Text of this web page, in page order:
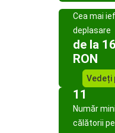
Cea mai
deplasare
de la
RON
Vedeți
11
Număr
călătorii